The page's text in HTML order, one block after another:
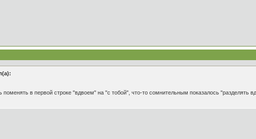
поменять в первой строке "вдвоем" на "с тобой", что-то сомнительным показалось "разделять